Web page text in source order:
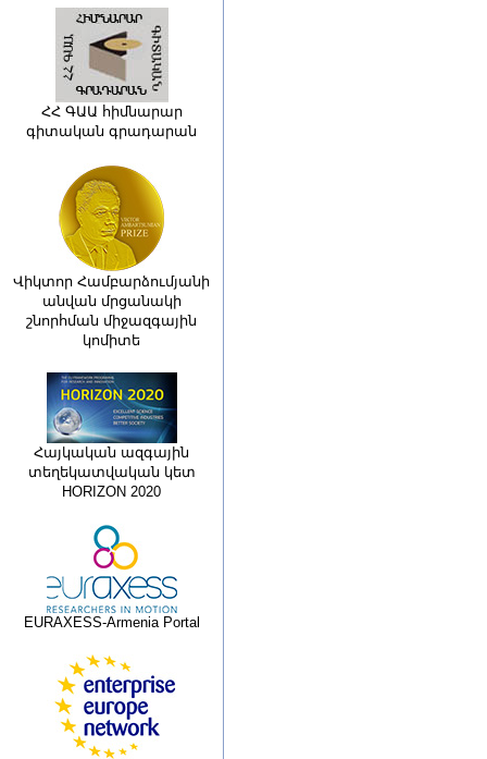
ՀՀ ԳԱԱ հիմնարար
գիտական գրադարան
Վիկտոր Համբարձումյանի
անվան մրցանակի
շնորհման միջազգային
կոմիտե
Հայկական ազգային
տեղեկատվական կետ
HORIZON 2020
EURAXESS-Armenia Portal